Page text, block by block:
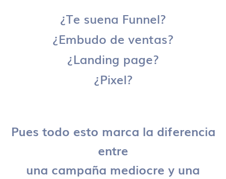
¿Te suena Funnel?
¿Embudo de ventas?
¿Landing page?
¿Pixel?
Pues todo esto marca la diferencia
entre
una campaña mediocre y una